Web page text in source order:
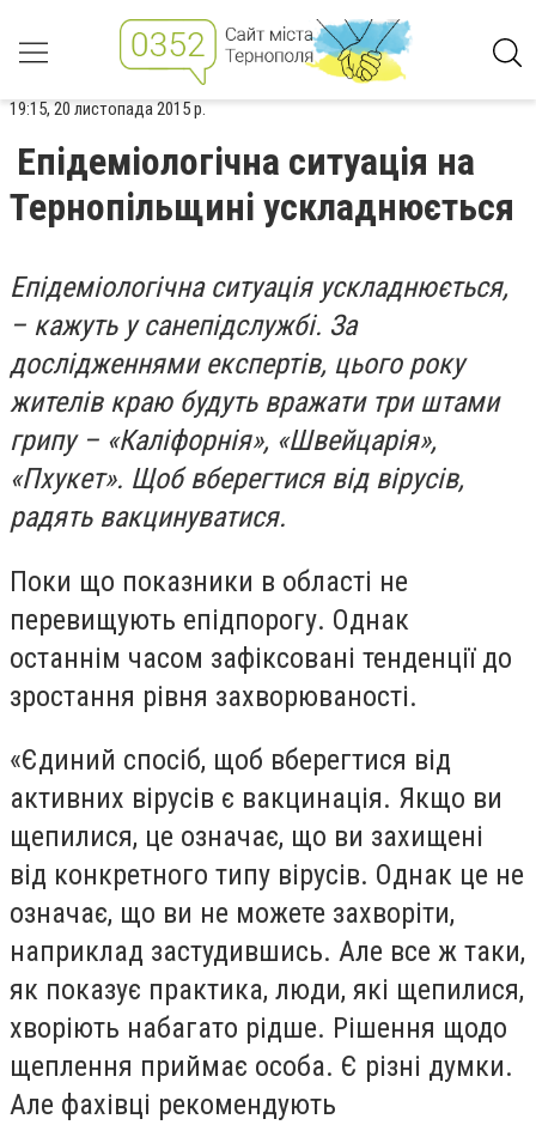
19:15, 20 листопада 2015 р.
Епідеміологічна ситуація на
Тернопільщині ускладнюється
Епідеміологічна ситуація ускладнюється,
– кажуть у санепідслужбі. За
дослідженнями експертів, цього року
жителів краю будуть вражати три штами
грипу – «Каліфорнія», «Швейцарія»,
«Пхукет». Щоб вберегтися від вірусів,
радять вакцинуватися.
Поки що показники в області не
перевищують епідпорогу. Однак
останнім часом зафіксовані тенденції до
зростання рівня захворюваності.
«Єдиний спосіб, щоб вберегтися від
активних вірусів є вакцинація. Якщо ви
щепилися, це означає, що ви захищені
від конкретного типу вірусів. Однак це не
означає, що ви не можете захворіти,
наприклад застудившись. Але все ж таки,
як показує практика, люди, які щепилися,
хворіють набагато рідше. Рішення щодо
щеплення приймає особа. Є різні думки.
Але фахівці рекомендують